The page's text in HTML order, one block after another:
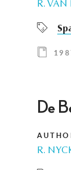
R. VAN
De
R.